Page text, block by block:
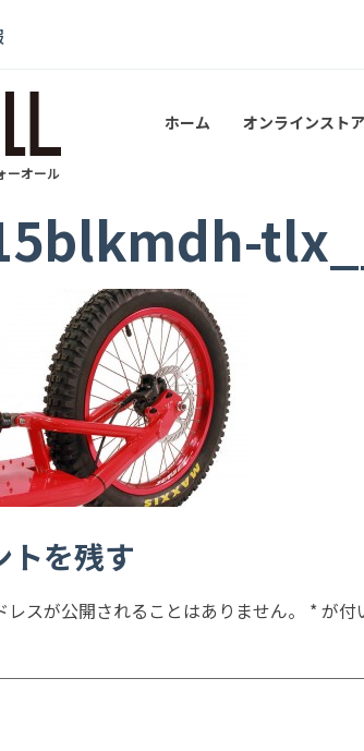
ーオール
ホーム オンラインストア
トを残す
レスが公開されることはありません。 *が付